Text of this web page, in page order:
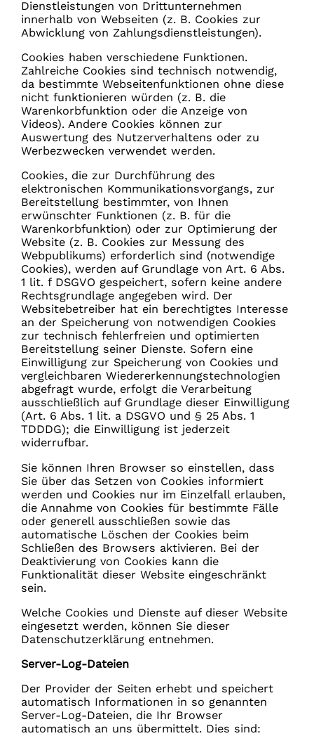
Dienstleistungen von Drittunternehmen
innerhalb von Webseiten (z. B. Cookies zur
Abwicklung von Zahlungsdienstleistungen).
Cookies haben verschiedene Funktionen.
Zahlreiche Cookies sind technisch notwendig,
da bestimmte Webseitenfunktionen ohne diese
nicht funktionieren würden (z. B. die
Warenkorbfunktion oder die Anzeige von
Videos). Andere Cookies können zur
Auswertung des Nutzerverhaltens oder zu
Werbezwecken verwendet werden.
Cookies, die zur Durchführung des
elektronischen Kommunikationsvorgangs, zur
Bereitstellung bestimmter, von Ihnen
erwünschter Funktionen (z. B. für die
Warenkorbfunktion) oder zur Optimierung der
Website (z. B. Cookies zur Messung des
Webpublikums) erforderlich sind (notwendige
Cookies), werden auf Grundlage von Art. 6 Abs.
1 lit. f DSGVO gespeichert, sofern keine andere
Rechtsgrundlage angegeben wird. Der
Websitebetreiber hat ein berechtigtes Interesse
an der Speicherung von notwendigen Cookies
zur technisch fehlerfreien und optimierten
Bereitstellung seiner Dienste. Sofern eine
Einwilligung zur Speicherung von Cookies und
vergleichbaren Wiedererkennungstechnologien
abgefragt wurde, erfolgt die Verarbeitung
ausschließlich auf Grundlage dieser Einwilligung
(Art. 6 Abs. 1 lit. a DSGVO und § 25 Abs. 1
TDDDG); die Einwilligung ist jederzeit
widerrufbar.
Sie können Ihren Browser so einstellen, dass
Sie über das Setzen von Cookies informiert
werden und Cookies nur im Einzelfall erlauben,
die Annahme von Cookies für bestimmte Fälle
oder generell ausschließen sowie das
automatische Löschen der Cookies beim
Schließen des Browsers aktivieren. Bei der
Deaktivierung von Cookies kann die
Funktionalität dieser Website eingeschränkt
sein.
Welche Cookies und Dienste auf dieser Website
eingesetzt werden, können Sie dieser
Datenschutzerklärung entnehmen.
Server-Log-Dateien
Der Provider der Seiten erhebt und speichert
automatisch Informationen in so genannten
Server-Log-Dateien, die Ihr Browser
automatisch an uns übermittelt. Dies sind: